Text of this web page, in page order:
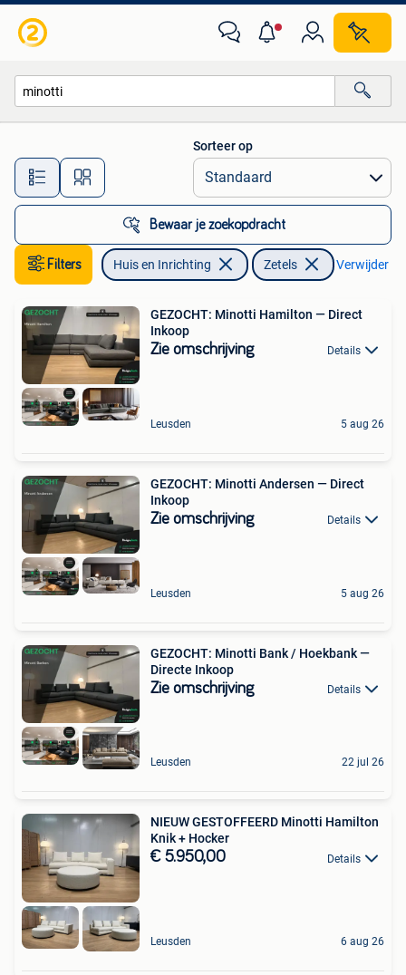
Alle afstanden…
Sorteer op
Bewaar je zoekopdracht
Filters Huis en Inrichting Zetels Verwijder
GEZOCHT: Minotti Hamilton — Direct
Inkoop
Zie omschrijving Details
Leusden 5 aug 26
GEZOCHT: Minotti Andersen — Direct
Inkoop
Zie omschrijving Details
Leusden 5 aug 26
GEZOCHT: Minotti Bank / Hoekbank —
Directe Inkoop
Zie omschrijving Details
Leusden 22 jul 26
NIEUW GESTOFFEERD Minotti Hamilton
Knik + Hocker
€ 5.950,00 Details
Leusden 6 aug 26